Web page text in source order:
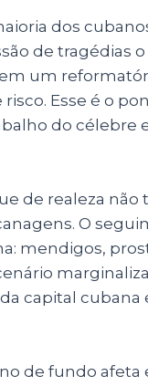
dos
de tragédias
um
Esse é o
do célebre
de realeza não
O
mendigos,
capital
de fundo afeta